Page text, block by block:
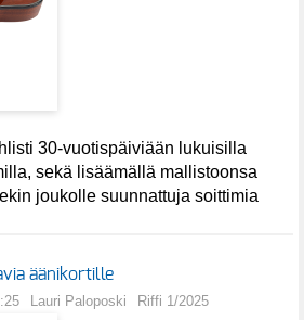
30-vuotispäiviään lukuisilla
sekä lisäämällä mallistoonsa
joukolle suunnattuja soittimia
äänikortille
Lauri Paloposki Riffi 1/2025